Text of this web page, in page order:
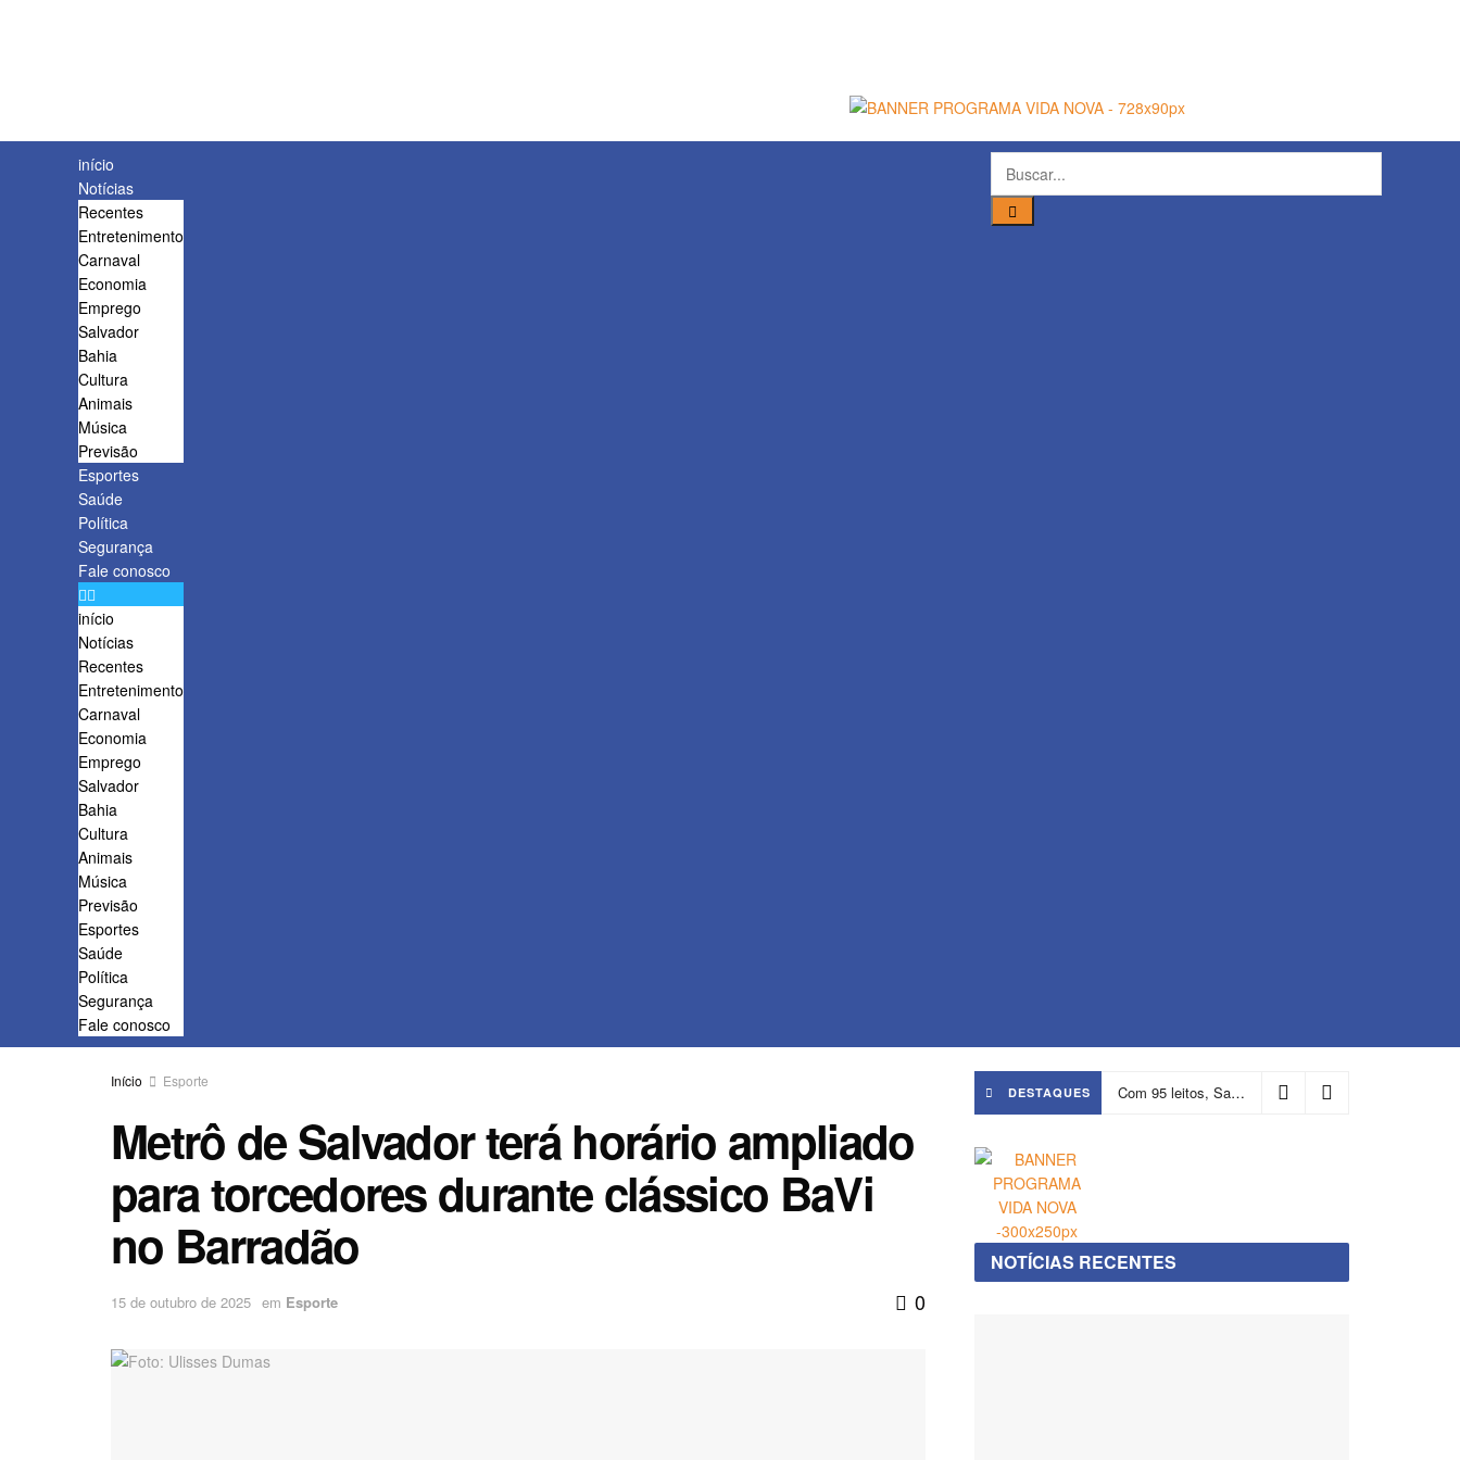
início
Notícias
Recentes
Entretenimento
Carnaval
Economia
Emprego
Salvador
Bahia
Cultura
Animais
Música
Previsão
Esportes
Saúde
Política
Segurança
Fale conosco
início
Notícias
Recentes
Entretenimento
Carnaval
Economia
Emprego
Salvador
Bahia
Cultura
Animais
Música
Previsão
Esportes
Saúde
Política
Segurança
Fale conosco
Início Esporte
Metrô de Salvador terá horário ampliado
para torcedores durante clássico BaVi
no Barradão
15 de outubro de 2025 em Esporte 0
DESTAQUES Com 95 leitos, Salvador ganha hospital focado em transição de cuidados
NOTÍCIAS RECENTES